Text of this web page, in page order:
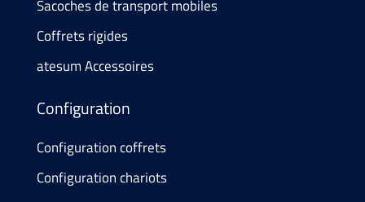
Sacoches de transport mobiles
Coffrets rigides
atesum Accessoires
Configuration
Configuration coffrets
Configuration chariots